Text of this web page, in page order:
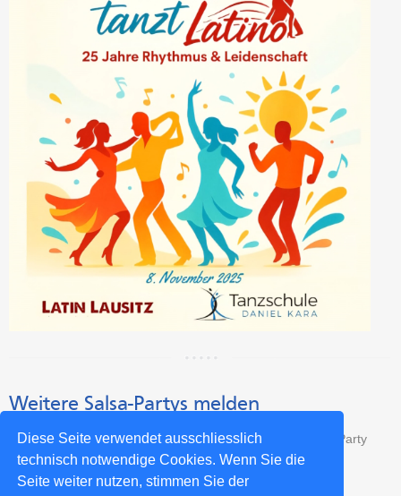
Diese Seite verwendet ausschliesslich
technisch notwendige Cookies. Wenn Sie die
Seite weiter nutzen, stimmen Sie der
Weitere Salsa-Partys melden
Das sind nicht alle Salsa-Partys? Dann trage Deine Salsa-Party
kostenlos hier ein: